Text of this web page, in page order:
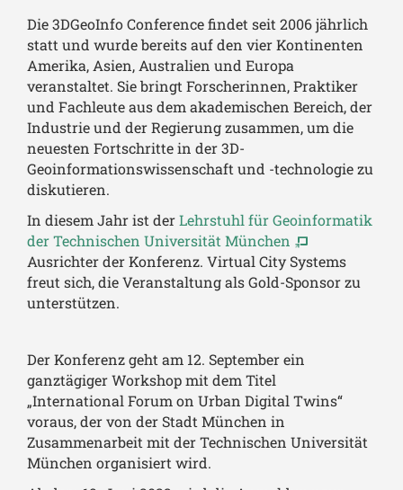
Die 3DGeoInfo Conference findet seit 2006 jährlich
statt und wurde bereits auf den vier Kontinenten
Amerika, Asien, Australien und Europa
veranstaltet. Sie bringt Forscherinnen, Praktiker
und Fachleute aus dem akademischen Bereich, der
Industrie und der Regierung zusammen, um die
neuesten Fortschritte in der 3D-
Geoinformationswissenschaft und -technologie zu
diskutieren.
In diesem Jahr ist derLehrstuhl für Geoinformatik
der Technischen Universität München
Ausrichter der Konferenz. Virtual City Systems
freut sich, die Veranstaltung als Gold-Sponsor zu
unterstützen.
Der Konferenz geht am 12. September ein
ganztägiger Workshop mit dem Titel
„International Forum on Urban Digital Twins“
voraus, der von der Stadt München in
Zusammenarbeit mit der Technischen Universität
München organisiert wird.